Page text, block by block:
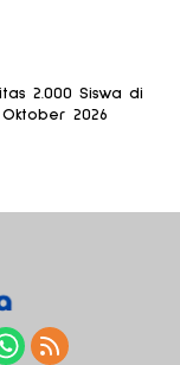
2.000 Siswa di
2026